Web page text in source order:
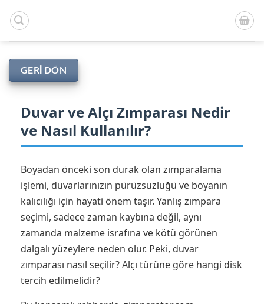
atla
GERI DÖN
Duvar ve Alçı Zımparası Nedir
ve Nasıl Kullanılır?
Boyadan önceki son durak olan zımparalama
işlemi, duvarlarınızın pürüzsüzlüğü ve boyanın
kalıcılığı için hayati önem taşır. Yanlış zımpara
seçimi, sadece zaman kaybına değil, aynı
zamanda malzeme israfına ve kötü görünen
dalgalı yüzeylere neden olur. Peki, duvar
zımparası nasıl seçilir? Alçı türüne göre hangi disk
tercih edilmelidir?